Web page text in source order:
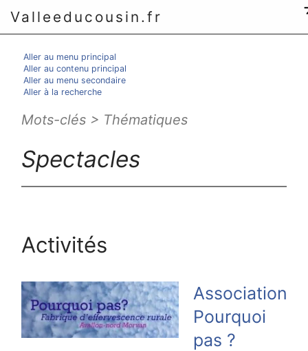
Valleeducousin.fr
Aller au menu principal
Aller au contenu principal
Aller au menu secondaire
Aller à la recherche
Mots-clés > Thématiques
Spectacles
Activités
Association
Pourquoi
pas ?